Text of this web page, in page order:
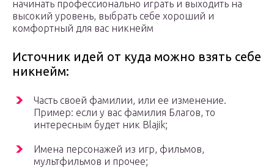
начинать профессионально играть и выходить на
высокий уровень, выбрать себе хороший и
комфортный для вас никнейм
Источник идей от куда можно взять себе
никнейм:
Часть своей фамилии, или ее изменение.
Пример: если у вас фамилия Благов, то
интересным будет ник Blajik;
Имена персонажей из игр, фильмов,
мультфильмов и прочее;